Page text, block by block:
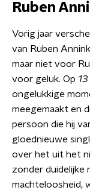
Ruben
Vorig jaar
van Ruben
maar niet voor
voor geluk. Op 13
ongelukkige
meegemaakt en
persoon die hij
gloednieuwe
over het uit het
zonder duidelijke
machteloosheid,